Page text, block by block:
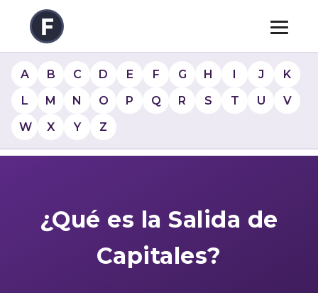
A B C D E F G H I J
K
L
M N O P Q R S T U
V
W
X Y Z
¿Qué es la Salida de
Capitales?